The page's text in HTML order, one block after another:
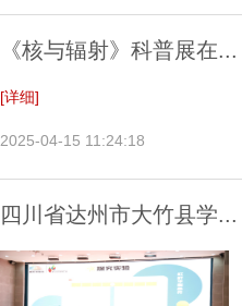
《核与辐射》科普展在...
[详细]
2025-04-15 11:24:18
四川省达州市大竹县学...